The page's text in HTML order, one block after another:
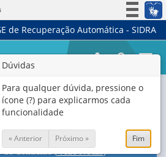
Simplifique!
Legislação
Canais
de Recuperação Automática - SIDRA
de 15 anos ou mais
de Conservação, por alfabetização,
as Unidades de
do domicílio (Vide Notas
Dúvidas
Para qualquer dúvida, pressione o
ícone (?) para explicarmos cada
funcionalidade
« Anterior Próximo » Fim